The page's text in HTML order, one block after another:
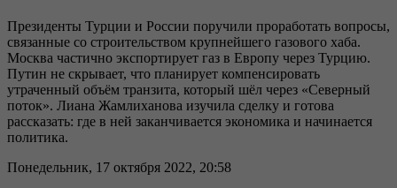
Президенты Турции и России поручили проработать вопросы,
связанные со строительством крупнейшего газового хаба.
Москва частично экспортирует газ в Европу через Турцию.
Путин не скрывает, что планирует компенсировать
утраченный объём транзита, который шёл через «Северный
поток». Лиана Жамлиханова изучила сделку и готова
рассказать: где в ней заканчивается экономика и начинается
политика.
Понедельник, 17 октября 2022, 20:58